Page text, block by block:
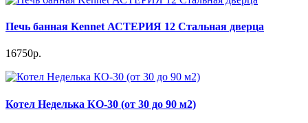
Печь банная Kennet АСТЕРИЯ 12 Стальная дверца
16750р.
Котел Неделька КО-30 (от 30 до 90 м2)